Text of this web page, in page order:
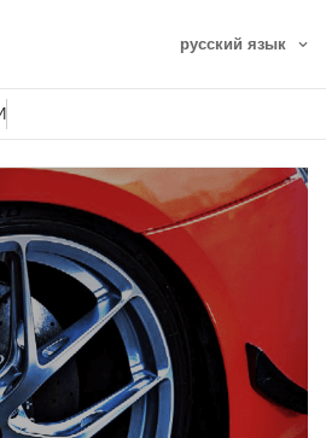
русский язык